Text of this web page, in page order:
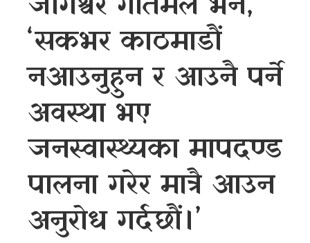
‘सकभर काठमाडौं
नआउनुहुन र आउनै पर्ने
अवस्था भए
जनस्वास्थ्यका मापदण्ड
पालना गरेर मात्रै आउन
अनुरोध गर्दछौं।’